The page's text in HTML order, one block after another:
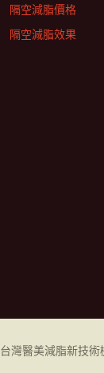
隔空減脂價格
隔空減脂效果
台灣醫美減脂新技術